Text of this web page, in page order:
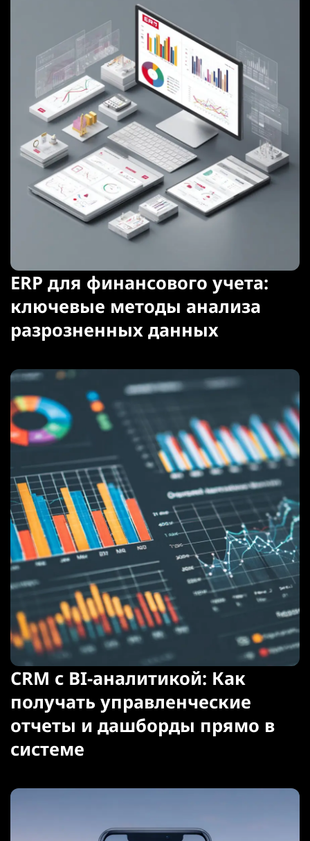
ERP для финансового учета:
ключевые методы анализа
разрозненных данных
CRM с BI-аналитикой: Как
получать управленческие
отчеты и дашборды прямо в
системе